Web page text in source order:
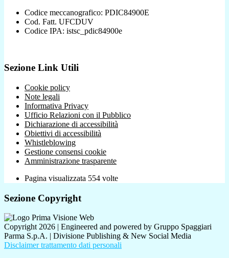
Codice meccanografico: PDIC84900E
Cod. Fatt. UFCDUV
Codice IPA: istsc_pdic84900e
Sezione Link Utili
Cookie policy
Note legali
Informativa Privacy
Ufficio Relazioni con il Pubblico
Dichiarazione di accessibilità
Obiettivi di accessibilità
Whistleblowing
Gestione consensi cookie
Amministrazione trasparente
Pagina visualizzata 554 volte
Sezione Copyright
Copyright 2026 | Engineered and powered by Gruppo Spaggiari
Parma S.p.A. | Divisione Publishing & New Social Media
Disclaimer trattamento dati personali